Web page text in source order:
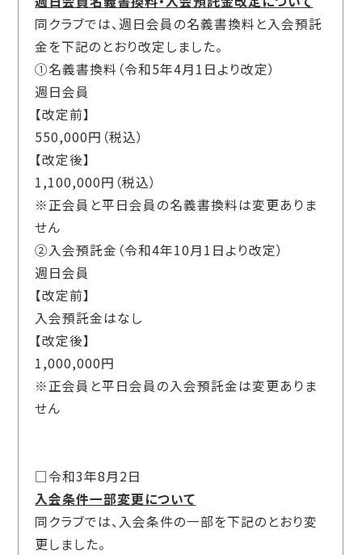
同クラブでは、週日会員の名義書換料と入会預託
金を下記のとおり改定しました。
①名義書換料（令和5年4月1日より改定）
週日会員
【改定前】
550,000円（税込）
【改定後】
1,100,000円（税込）
※正会員と平日会員の名義書換料は変更ありま
せん
②入会預託金（令和4年10月1日より改定）
週日会員
【改定前】
入会預託金はなし
【改定後】
1,000,000円
※正会員と平日会員の入会預託金は変更ありま
せん
□令和3年8月2日
入会条件一部変更について
同クラブでは、入会条件の一部を下記のとおり変
更しました。